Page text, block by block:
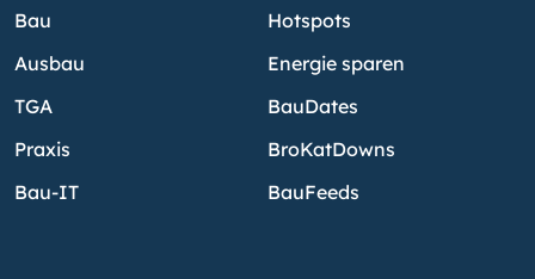
Bau
Ausbau
TGA
Praxis
Bau-IT
Hotspots
Energie sparen
BauDates
BroKatDowns
BauFeeds